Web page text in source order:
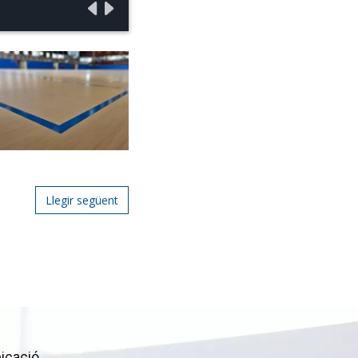
Llegir següent